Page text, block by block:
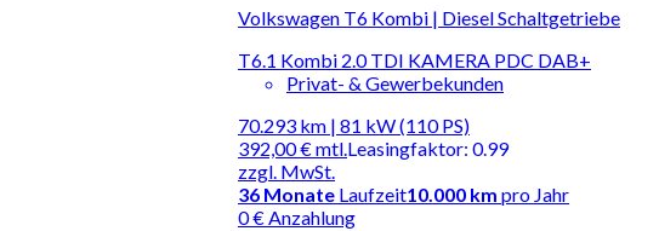
Volkswagen T6 Kombi | Diesel Schaltgetriebe
T6.1 Kombi 2.0 TDI KAMERA PDC DAB+
Privat- & Gewerbekunden
70.293 km | 81 kW (110 PS)
392,00 €mtl.
zzgl. MwSt.
Leasingfaktor: 0.99
36 Monate Laufzeit10.000 km pro Jahr
0 € Anzahlung